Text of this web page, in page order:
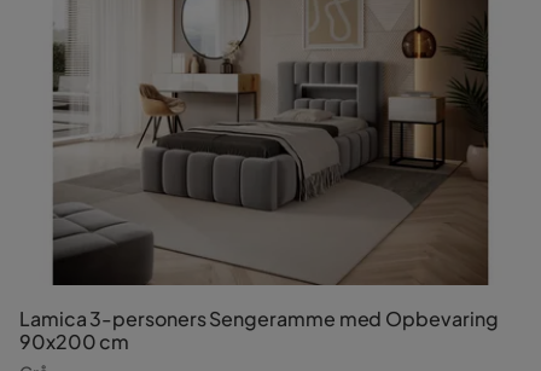
Lamica 3-personers Sengeramme med Opbevaring
90x200 cm